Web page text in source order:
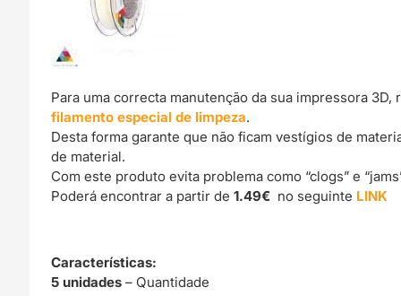
Para uma correcta manutenção da sua impressora
filamento especial de limpeza.
Desta forma garante que não ficam vestígios de
de material.
Com este produto evita problema como “clogs” e
Poderá encontrar a partir de1.49€ no seguinte LINK
Características:
5 unidades– Quantidade